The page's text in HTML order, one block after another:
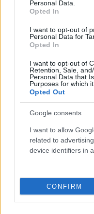
Personal Data.
Opted In
I want to opt-out of
Personal Data for
Opted In
I want to opt-out of
Retention, Sale,
Personal Data that
Purposes for which
Opted Out
Google consents
I want to allow
related to
device identifiers in
CONFIRM